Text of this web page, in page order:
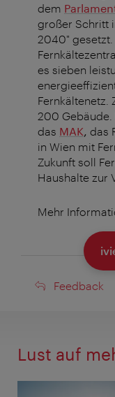
dem
großer Schritt
2040" gesetzt.
es sieben
Fernkältenetz
200
das MAK, das
in Wien mit
Zukunft soll
Haushalte zur
Mehr
Feedback
Feedback
Lust auf